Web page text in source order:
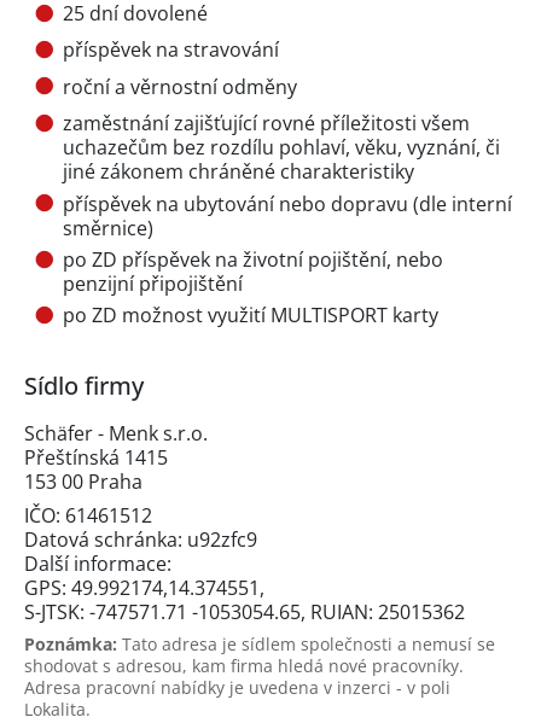
25 dní dovolené
příspěvek na stravování
roční a věrnostní odměny
zaměstnání zajišťující rovné příležitosti všem
uchazečům bez rozdílu pohlaví, věku, vyznání, či
jiné zákonem chráněné charakteristiky
příspěvek na ubytování nebo dopravu (dle interní
směrnice)
po ZD příspěvek na životní pojištění, nebo
penzijní připojištění
po ZD možnost využití MULTISPORT karty
Sídlo firmy
Schäfer - Menk s.r.o.
Přeštínská 1415
153 00 Praha
IČO: 61461512
Datová schránka: u92zfc9
Další informace:
GPS: 49.992174,14.374551,
S-JTSK: -747571.71 -1053054.65, RUIAN: 25015362
Poznámka: Tato adresa je sídlem společnosti a nemusí se
shodovat s adresou, kam firma hledá nové pracovníky.
Adresa pracovní nabídky je uvedena v inzerci - v poli
Lokalita.